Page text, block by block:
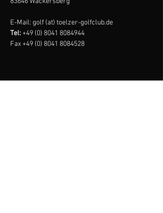
E-Mail: golf (at) toelzer-golfclub.de
Tel: +49 (0) 8041 8084944
Fax +49 (0) 8041 8084528